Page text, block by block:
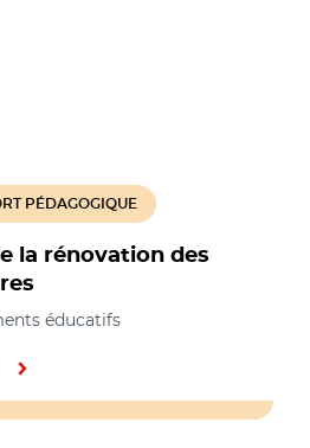
la rénovation des
PÉDAGOGIQUE
éducatifs